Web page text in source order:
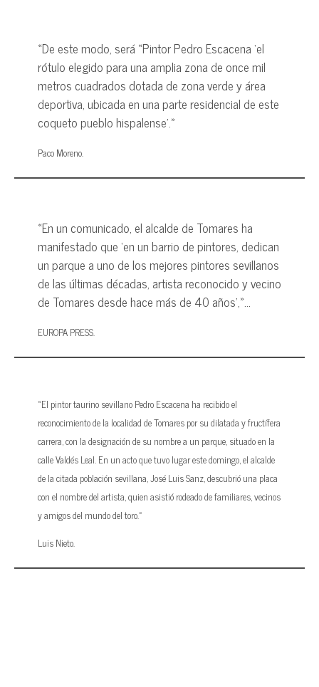
«De este modo, será «Pintor Pedro Escacena ‘el
rótulo elegido para una amplia zona de once mil
metros cuadrados dotada de zona verde y área
deportiva, ubicada en una parte residencial de este
coqueto pueblo hispalense’.»
Paco Moreno.
«En un comunicado, el alcalde de Tomares ha
manifestado que ‘en un barrio de pintores, dedican
un parque a uno de los mejores pintores sevillanos
de las últimas décadas, artista reconocido y vecino
de Tomares desde hace más de 40 años’,»…
EUROPA PRESS.
«El pintor taurino sevillano Pedro Escacena ha recibido el
reconocimiento de la localidad de Tomares por su dilatada y fructífera
carrera, con la designación de su nombre a un parque, situado en la
calle Valdés Leal. En un acto que tuvo lugar este domingo, el alcalde
de la citada población sevillana, José Luis Sanz, descubrió una placa
con el nombre del artista, quien asistió rodeado de familiares, vecinos
y amigos del mundo del toro.»
Luis Nieto.